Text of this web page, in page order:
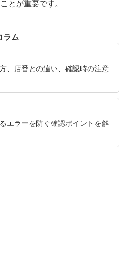
とが重要です。
ラム
、店番との違い、確認時の注意
エラーを防ぐ確認ポイントを解